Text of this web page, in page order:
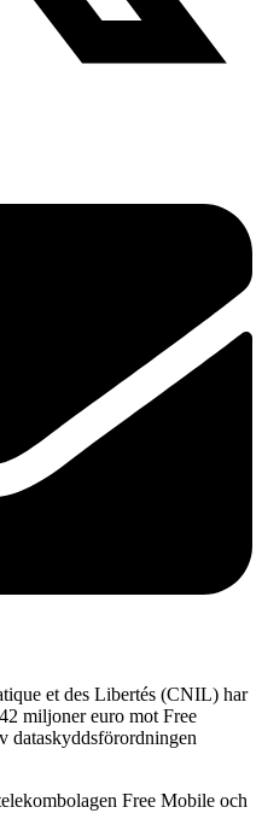
et des Libertés (CNIL) har
miljoner euro mot Free
dataskyddsförordningen
Free Mobile och